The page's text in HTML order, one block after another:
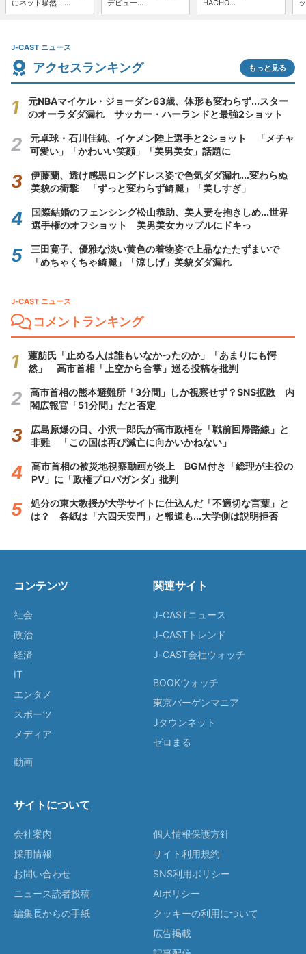
にネット騒然 ...
デビュー...
HACHO...
J-CAST ニュース
アクセスランキング もっと見る
元NBAマイケル・ジョーダン63歳、体形も変わらず...スター
のオーラダダ漏れ サッカー・ハーランドと最強2ショット
元卓球・石川佳純、イケメン陸上選手と2ショット 「メチャ
可愛い」「かわいい笑顔」「美男美女」話題に
伊藤蘭、透け感黒ロングドレス姿で色気ダダ漏れ...変わらぬ
美貌の衝撃 「ずっと変わらず綺麗」「美しすぎ」
国際結婚のフェンシング松山恭助、美人妻を抱きしめ...世界
選手権のオフショット 美男美女カップルにドキっ
三田寛子、優雅な淡い黄色の着物姿で上品なたたずまいで
「めちゃくちゃ綺麗」「涼しげ」美貌ダダ漏れ
J-CAST ニュース
コメントランキング
蓮舫氏「止める人は誰もいなかったのか」「あまりにも愕
然」 高市首相「上空から合掌」巡る投稿を批判
高市首相の熊本避難所「3分間」しか視察せず？SNS拡散 内
閣広報官「51分間」だと否定
広島原爆の日、小沢一郎氏が高市政権を「戦前回帰路線」と
非難 「この国は再び滅亡に向かいかねない」
高市首相の被災地視察動画が炎上 BGM付き「総理が主役の
PV」に「政権プロパガンダ」批判
処分の東大教授が大学サイトに仕込んだ「不適切な言葉」と
は？ 各紙は「六四天安門」と報道も...大学側は説明拒否
コンテンツ
社会
政治
経済
IT
エンタメ
スポーツ
メディア
動画
関連サイト
J-CASTニュース
J-CASTトレンド
J-CAST会社ウォッチ
BOOKウォッチ
東京バーゲンマニア
Jタウンネット
ゼロまる
サイトについて
会社案内
採用情報
お問い合わせ
ニュース読者投稿
編集長からの手紙
個人情報保護方針
サイト利用規約
SNS利用ポリシー
AIポリシー
クッキーの利用について
広告掲載